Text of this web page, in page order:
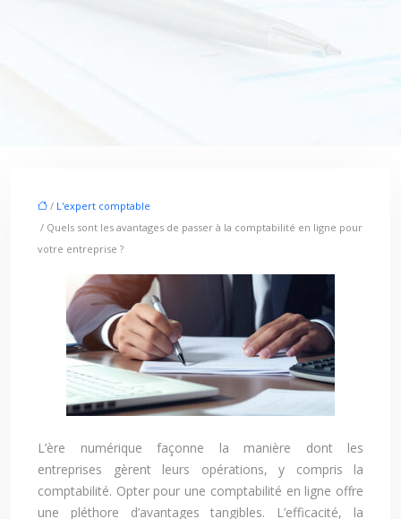
/ L'expert comptable
/ Quels sont les avantages de passer à la comptabilité en ligne pour
votre entreprise ?
L’ère numérique façonne la manière dont les
entreprises gèrent leurs opérations, y compris la
comptabilité. Opter pour une comptabilité en ligne offre
une pléthore d’avantages tangibles. L’efficacité, la